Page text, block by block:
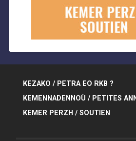
KEZAKO / PETRA EO RKB ?
KEMENNADENNOÙ / PETITES
KEMER PERZH / SOUTIEN